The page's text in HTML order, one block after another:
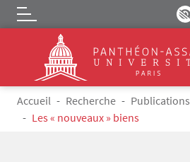
Aller au contenu principal
Logo
Fil d'Ariane
Accueil Recherche Publications
Les « nouveaux » biens